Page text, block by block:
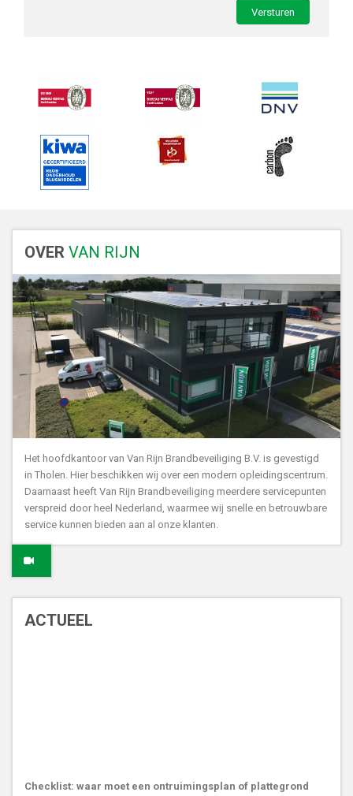
OVER VAN RIJN
Het hoofdkantoor van Van Rijn Brandbeveiliging B.V. is gevestigd
in Tholen. Hier beschikken wij over een modern opleidingscentrum.
Daarnaast heeft Van Rijn Brandbeveiliging meerdere servicepunten
verspreid door heel Nederland, waarmee wij snelle en betrouwbare
service kunnen bieden aan al onze klanten.
ACTUEEL
Checklist: waar moet een ontruimingsplan of plattegrond